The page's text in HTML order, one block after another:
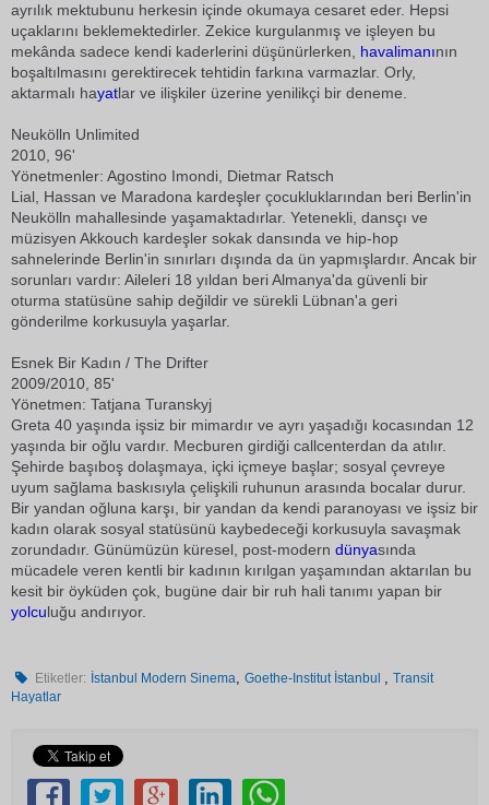
ayrılık mektubunu herkesin içinde okumaya cesaret eder. Hepsi
uçaklarını beklemektedirler. Zekice kurgulanmış ve işleyen bu
mekânda sadece kendi kaderlerini düşünürlerken, havalimanının
boşaltılmasını gerektirecek tehtidin farkına varmazlar. Orly,
aktarmalı hayatlar ve ilişkiler üzerine yenilikçi bir deneme.
Neukölln Unlimited
2010, 96'
Yönetmenler: Agostino Imondi, Dietmar Ratsch
Lial, Hassan ve Maradona kardeşler çocukluklarından beri Berlin'in
Neukölln mahallesinde yaşamaktadırlar. Yetenekli, dansçı ve
müzisyen Akkouch kardeşler sokak dansında ve hip-hop
sahnelerinde Berlin'in sınırları dışında da ün yapmışlardır. Ancak bir
sorunları vardır: Aileleri 18 yıldan beri Almanya'da güvenli bir
oturma statüsüne sahip değildir ve sürekli Lübnan'a geri
gönderilme korkusuyla yaşarlar.
Esnek Bir Kadın / The Drifter
2009/2010, 85'
Yönetmen: Tatjana Turanskyj
Greta 40 yaşında işsiz bir mimardır ve ayrı yaşadığı kocasından 12
yaşında bir oğlu vardır. Mecburen girdiği callcenterdan da atılır.
Şehirde başıboş dolaşmaya, içki içmeye başlar; sosyal çevreye
uyum sağlama baskısıyla çelişkili ruhunun arasında bocalar durur.
Bir yandan oğluna karşı, bir yandan da kendi paranoyası ve işsiz bir
kadın olarak sosyal statüsünü kaybedeceği korkusuyla savaşmak
zorundadır. Günümüzün küresel, post-modern dünyasında
mücadele veren kentli bir kadının kırılgan yaşamından aktarılan bu
kesit bir öyküden çok, bugüne dair bir ruh hali tanımı yapan bir
yolculuğu andırıyor.
Etiketler: İstanbul Modern Sinema,Goethe-Institut İstanbul ,Transit
Hayatlar